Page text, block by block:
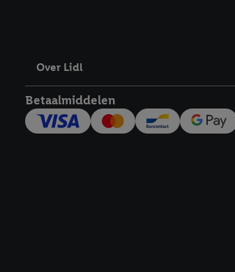
Over Lidl
Betaalmiddelen